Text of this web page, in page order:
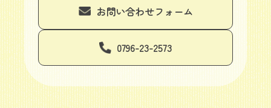
お問い合わせフォーム
0796-23-2573